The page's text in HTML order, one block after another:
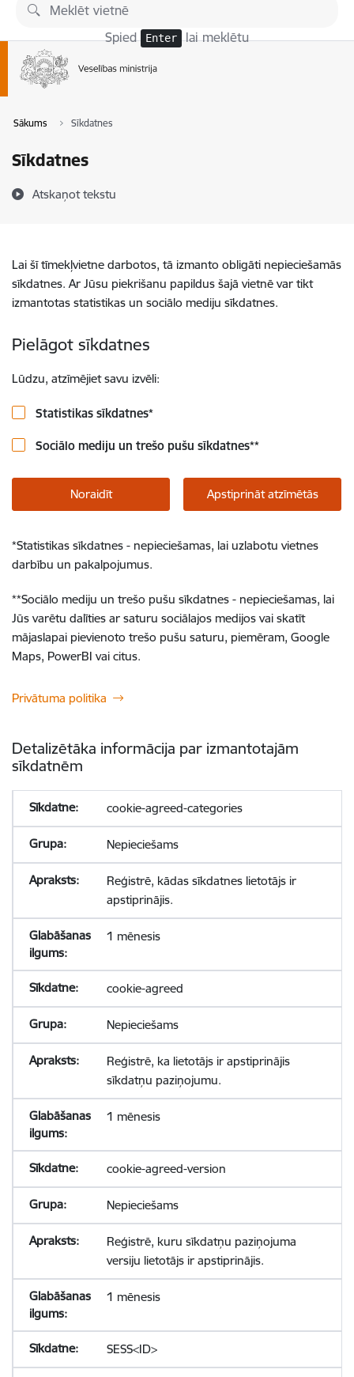
Pāriet uz lapas saturu
Spied Enter lai meklētu
Sākums Sīkdatnes
Sīkdatnes
Atskaņot tekstu
Lai šī tīmekļvietne darbotos, tā izmanto obligāti nepieciešamās
sīkdatnes. Ar Jūsu piekrišanu papildus šajā vietnē var tikt
izmantotas statistikas un sociālo mediju sīkdatnes.
Pielāgot sīkdatnes
Lūdzu, atzīmējiet savu izvēli:
Statistikas sīkdatnes*
Sociālo mediju un trešo pušu sīkdatnes**
Noraidīt Apstiprināt atzīmētās
*Statistikas sīkdatnes - nepieciešamas, lai uzlabotu vietnes
darbību un pakalpojumus.
**Sociālo mediju un trešo pušu sīkdatnes - nepieciešamas, lai
Jūs varētu dalīties ar saturu sociālajos medijos vai skatīt
mājaslapai pievienoto trešo pušu saturu, piemēram, Google
Maps, PowerBI vai citus.
Privātuma politika
Detalizētāka informācija par izmantotajām
sīkdatnēm
cookie-agreed-categories
Nepieciešams
Reģistrē, kādas sīkdatnes lietotājs ir
apstiprinājis.
1 mēnesis
cookie-agreed
Nepieciešams
Reģistrē, ka lietotājs ir apstiprinājis
sīkdatņu paziņojumu.
1 mēnesis
cookie-agreed-version
Nepieciešams
Reģistrē, kuru sīkdatņu paziņojuma
versiju lietotājs ir apstiprinājis.
1 mēnesis
SESS<ID>